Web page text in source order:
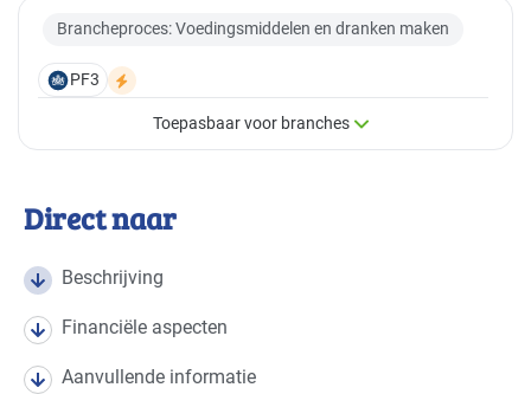
Brancheproces: Voedingsmiddelen en dranken maken
PF3
Toepasbaar voor branches
Toepasbaar voor branches
branches
Voedingsindustrie - brood en banket
Direct naar
Beschrijving
Financiële aspecten
Aanvullende informatie